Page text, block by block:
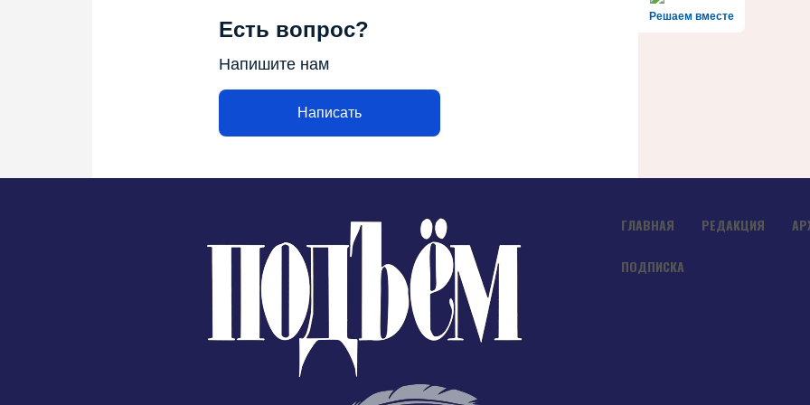
Решаем вместе
Есть вопрос?
Напишите нам
Написать
ГЛАВНАЯ РЕДАКЦИЯ
ПОДПИСКА